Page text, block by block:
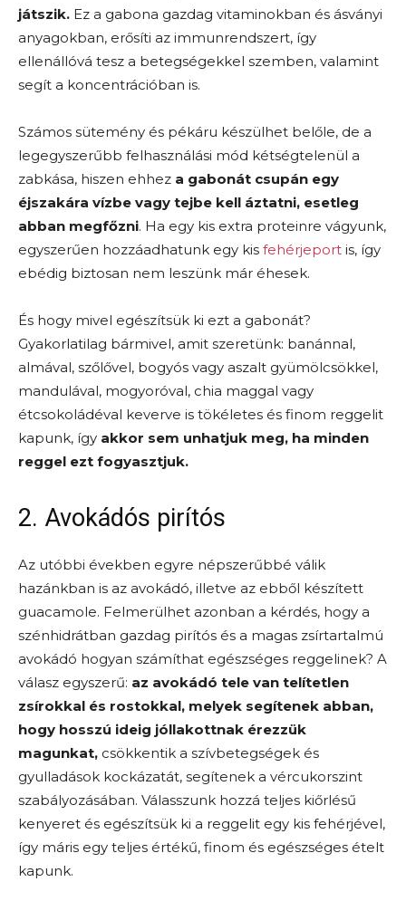
játszik. Ez a gabona gazdag vitaminokban és ásványi
anyagokban, erősíti az immunrendszert, így
ellenállóvá tesz a betegségekkel szemben, valamint
segít a koncentrációban is.
Számos sütemény és pékáru készülhet belőle, de a
legegyszerűbb felhasználási mód kétségtelenül a
zabkása, hiszen ehhez a gabonát csupán egy
éjszakára vízbe vagy tejbe kell áztatni, esetleg
abban megfőzni. Ha egy kis extra proteinre vágyunk,
egyszerűen hozzáadhatunk egy kis fehérjeport is, így
ebédig biztosan nem leszünk már éhesek.
És hogy mivel egészítsük ki ezt a gabonát?
Gyakorlatilag bármivel, amit szeretünk: banánnal,
almával, szőlővel, bogyós vagy aszalt gyümölcsökkel,
mandulával, mogyoróval, chia maggal vagy
étcsokoládéval keverve is tökéletes és finom reggelit
kapunk, így akkor sem unhatjuk meg, ha minden
reggel ezt fogyasztjuk.
2. Avokádós pirítós
Az utóbbi években egyre népszerűbbé válik
hazánkban is az avokádó, illetve az ebből készített
guacamole. Felmerülhet azonban a kérdés, hogy a
szénhidrátban gazdag pirítós és a magas zsírtartalmú
avokádó hogyan számíthat egészséges reggelinek? A
válasz egyszerű: az avokádó tele van telítetlen
zsírokkal és rostokkal, melyek segítenek abban,
hogy hosszú ideig jóllakottnak érezzük
magunkat, csökkentik a szívbetegségek és
gyulladások kockázatát, segítenek a vércukorszint
szabályozásában. Válasszunk hozzá teljes kiőrlésű
kenyeret és egészítsük ki a reggelit egy kis fehérjével,
így máris egy teljes értékű, finom és egészséges ételt
kapunk.